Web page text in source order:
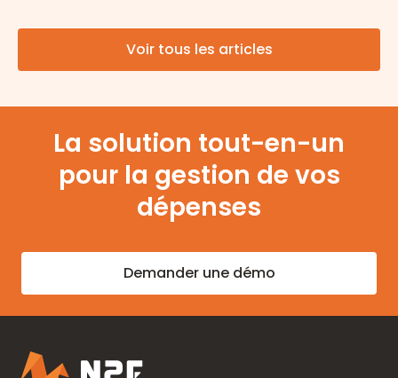
Voir tous les articles
La solution tout-en-un
pour la gestion de vos
dépenses
Demander une démo